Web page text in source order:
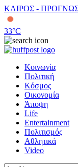
ΚΑΙΡΟΣ -
33°C
Κοινωνία
Πολιτική
Κόσμος
Οικονομία
Άποψη
Life
Entertainment
Πολιτισμός
Αθλητικά
Video